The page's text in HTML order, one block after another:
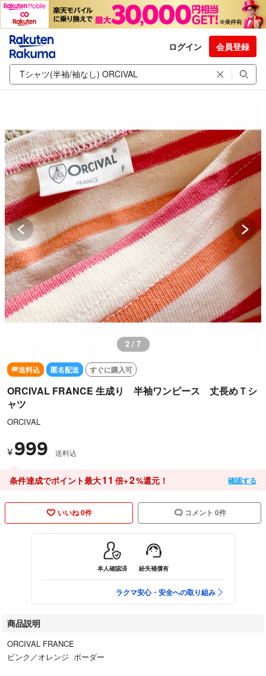
ログイン 会員登録
2 / 7
送料込 匿名配送 すぐに購入可
ORCIVAL FRANCE 生成り 半袖ワンピース 丈長めＴシ
ャツ
ORCIVAL
¥ 999 送料込
条件達成でポイント最大11 倍+2%還元！ 確認する
いいね 0件 コメント 0件
本人確認済 紛失補償有
ラクマ安心・安全への取り組み
商品説明
ORCIVAL FRANCE
ピンク／オレンジ ボーダー